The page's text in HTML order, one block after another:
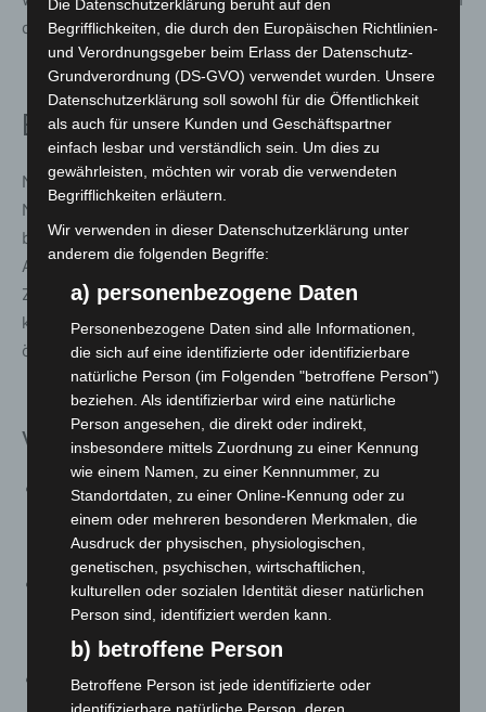
die GDT freuen sich über Anregungen und Kritik.
Einordnung
Naturfotografie-Wettbewerbe wie der „Europäische
Naturfotograf des Jahres“ gehören zu den international
bedeutenden Formaten der Naturbildkunst. Die
Ausstellung in Hannover bietet einen niedrigschwelligen
Zugang zu preisgekrönter Fotografie und verbindet
kulturelle Vermittlung mit Umweltbildung direkt im
öffentlichen Raum eines Klinikums.
Veranstaltungsdetails
Ausstellung: „Europäischer Naturfotograf des Jahres
2024“ Fotografen: Teilnehmer des gleichnamigen
Wettbewerbs
Ausstellungsort: MHH KunstGang, Medizinische
Hochschule Hannover (MHH), Carl-Neuberg-Straße 1,
30625 Hannover
Dauer: 02.07.2026 bis 25.10. 2026, täglich von 08:00
Die Datenschutzerklärung beruht auf den
Begrifflichkeiten, die durch den Europäischen Richtlinien-
und Verordnungsgeber beim Erlass der Datenschutz-
Grundverordnung (DS-GVO) verwendet wurden. Unsere
Datenschutzerklärung soll sowohl für die Öffentlichkeit
als auch für unsere Kunden und Geschäftspartner
einfach lesbar und verständlich sein. Um dies zu
gewährleisten, möchten wir vorab die verwendeten
Begrifflichkeiten erläutern.
Wir verwenden in dieser Datenschutzerklärung unter
anderem die folgenden Begriffe:
a) personenbezogene Daten
Personenbezogene Daten sind alle Informationen,
die sich auf eine identifizierte oder identifizierbare
natürliche Person (im Folgenden "betroffene Person")
beziehen. Als identifizierbar wird eine natürliche
Person angesehen, die direkt oder indirekt,
insbesondere mittels Zuordnung zu einer Kennung
wie einem Namen, zu einer Kennnummer, zu
Standortdaten, zu einer Online-Kennung oder zu
einem oder mehreren besonderen Merkmalen, die
Ausdruck der physischen, physiologischen,
genetischen, psychischen, wirtschaftlichen,
kulturellen oder sozialen Identität dieser natürlichen
Person sind, identifiziert werden kann.
b) betroffene Person
Betroffene Person ist jede identifizierte oder